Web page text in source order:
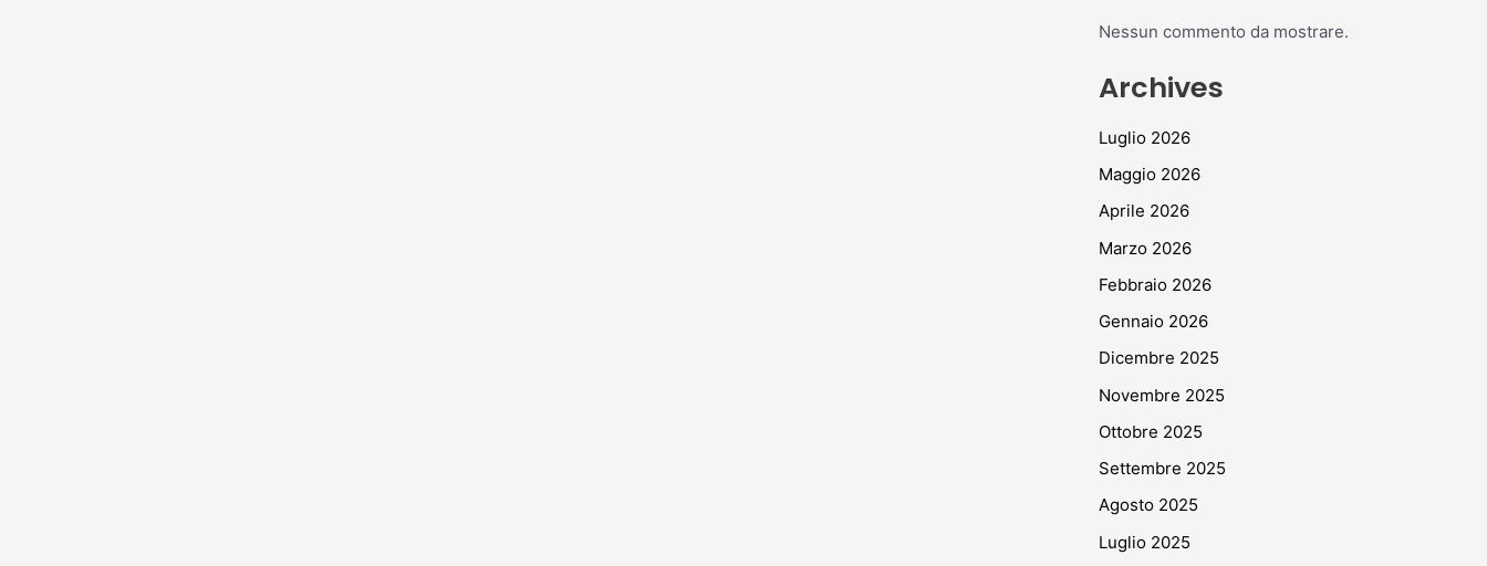
Nessun commento da mostrare.
Archives
Luglio 2026
Maggio 2026
Aprile 2026
Marzo 2026
Febbraio 2026
Gennaio 2026
Dicembre 2025
Novembre 2025
Ottobre 2025
Settembre 2025
Agosto 2025
Luglio 2025